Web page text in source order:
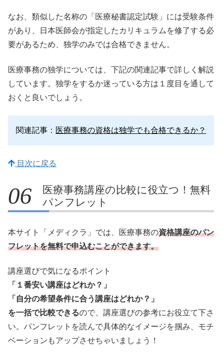
なお、類似した名称の「医療秘書認定試験」には受験条件
があり、日本医師会が指定したカリキュラムを修了する必
要があるため、独学のみでは合格できません。
医療事務の独学については、下記の関連記事で詳しく解説
しています。独学をするか迷っている方は１度目を通して
おくと良いでしょう。
関連記事 ： 医療事務の資格は独学でも合格できるか？
目次に戻る
医療事務講座の比較に役立つ！無料
パンフレット
本サイト「メディクラ」では、医療事務の資格講座のパン
フレットを無料で申込むことができます。
講座選びで気になるポイント
「１番安い講座はどれか？」
「自分の希望条件に合う講座はどれか？」
を一括で比較できるので、講座選びの参考にお役立て下さ
い。パンフレットを読んで具体的なイメージを掴み、モチ
ベーションもアップさせちゃいましょう！